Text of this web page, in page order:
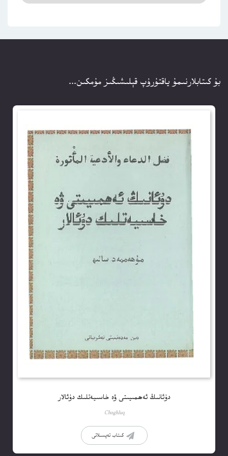
بۇ كىتابلارنىمۇ ياقتۇرۇپ قېلىشىڭىز مۇمكىن...
دۇئانىڭ ئەھمىيىتى ۋە خاسىيەتلىك دۇئالار
Choghluq
كىتاب تەپسىلاتى